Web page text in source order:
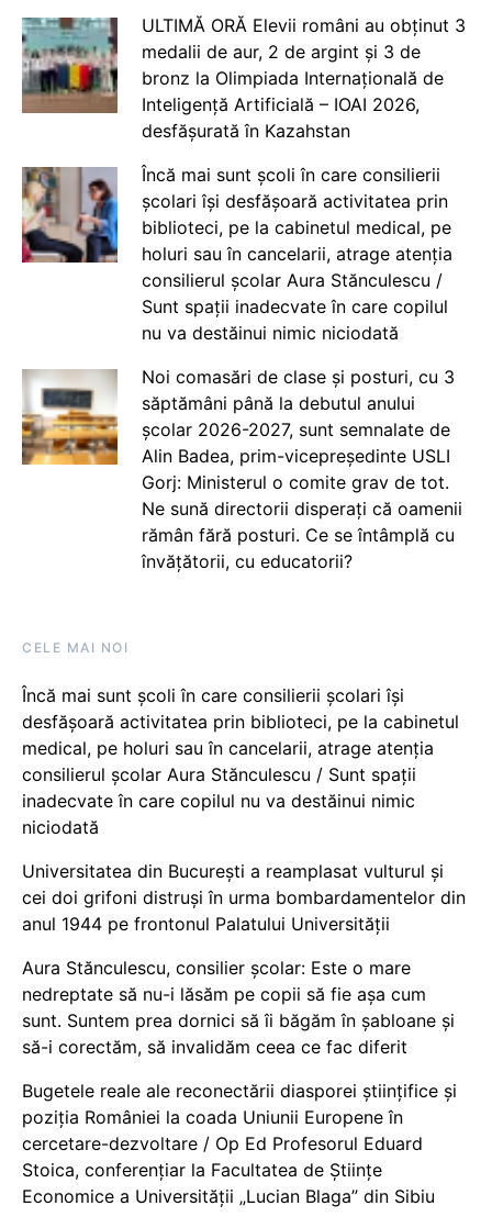
ULTIMĂ ORĂ Elevii români au obținut 3
medalii de aur, 2 de argint și 3 de
bronz la Olimpiada Internațională de
Inteligență Artificială – IOAI 2026,
desfășurată în Kazahstan
Încă mai sunt școli în care consilierii
școlari își desfășoară activitatea prin
biblioteci, pe la cabinetul medical, pe
holuri sau în cancelarii, atrage atenția
consilierul școlar Aura Stănculescu /
Sunt spații inadecvate în care copilul
nu va destăinui nimic niciodată
Noi comasări de clase și posturi, cu 3
săptămâni până la debutul anului
școlar 2026-2027, sunt semnalate de
Alin Badea, prim-vicepreședinte USLI
Gorj: Ministerul o comite grav de tot.
Ne sună directorii disperați că oamenii
rămân fără posturi. Ce se întâmplă cu
învățătorii, cu educatorii?
CELE MAI NOI
Încă mai sunt școli în care consilierii școlari își
desfășoară activitatea prin biblioteci, pe la cabinetul
medical, pe holuri sau în cancelarii, atrage atenția
consilierul școlar Aura Stănculescu / Sunt spații
inadecvate în care copilul nu va destăinui nimic
niciodată
Universitatea din București a reamplasat vulturul și
cei doi grifoni distruși în urma bombardamentelor din
anul 1944 pe frontonul Palatului Universității
Aura Stănculescu, consilier școlar: Este o mare
nedreptate să nu-i lăsăm pe copii să fie așa cum
sunt. Suntem prea dornici să îi băgăm în șabloane și
să-i corectăm, să invalidăm ceea ce fac diferit
Bugetele reale ale reconectării diasporei științifice și
poziția României la coada Uniunii Europene în
cercetare-dezvoltare / Op Ed Profesorul Eduard
Stoica, conferențiar la Facultatea de Științe
Economice a Universității „Lucian Blaga” din Sibiu